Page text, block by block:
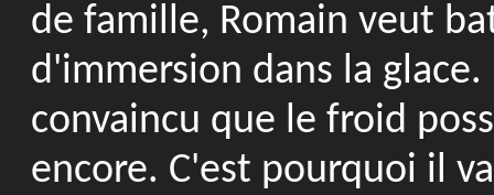
de famille, Romain veut
d'immersion dans la
convaincu que le froid
encore. C'est pourquoi il